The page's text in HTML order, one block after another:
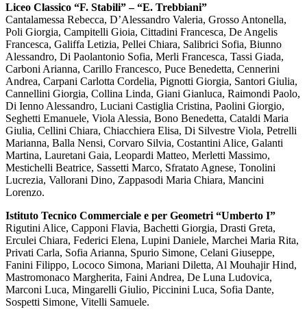
Liceo Classico “F. Stabili” – “E. Trebbiani”
Cantalamessa Rebecca, D’Alessandro Valeria, Grosso Antonella,
Poli Giorgia, Campitelli Gioia, Cittadini Francesca, De Angelis
Francesca, Galiffa Letizia, Pellei Chiara, Salibrici Sofia, Biunno
Alessandro, Di Paolantonio Sofia, Merli Francesca, Tassi Giada,
Carboni Arianna, Carillo Francesco, Puce Benedetta, Cennerini
Andrea, Carpani Carlotta Cordelia, Pignotti Giorgia, Santori Giulia,
Cannellini Giorgia, Collina Linda, Giani Gianluca, Raimondi Paolo,
Di Ienno Alessandro, Luciani Castiglia Cristina, Paolini Giorgio,
Seghetti Emanuele, Viola Alessia, Bono Benedetta, Cataldi Maria
Giulia, Cellini Chiara, Chiacchiera Elisa, Di Silvestre Viola, Petrelli
Marianna, Balla Nensi, Corvaro Silvia, Costantini Alice, Galanti
Martina, Lauretani Gaia, Leopardi Matteo, Merletti Massimo,
Mestichelli Beatrice, Sassetti Marco, Sfratato Agnese, Tonolini
Lucrezia, Vallorani Dino, Zappasodi Maria Chiara, Mancini
Lorenzo.
Istituto Tecnico Commerciale e per Geometri “Umberto I”
Rigutini Alice, Capponi Flavia, Bachetti Giorgia, Drasti Greta,
Erculei Chiara, Federici Elena, Lupini Daniele, Marchei Maria Rita,
Privati Carla, Sofia Arianna, Spurio Simone, Celani Giuseppe,
Fanini Filippo, Lococo Simona, Mariani Diletta, Al Mouhajir Hind,
Mastromonaco Margherita, Faini Andrea, De Luna Ludovica,
Marconi Luca, Mingarelli Giulio, Piccinini Luca, Sofia Dante,
Sospetti Simone, Vitelli Samuele.